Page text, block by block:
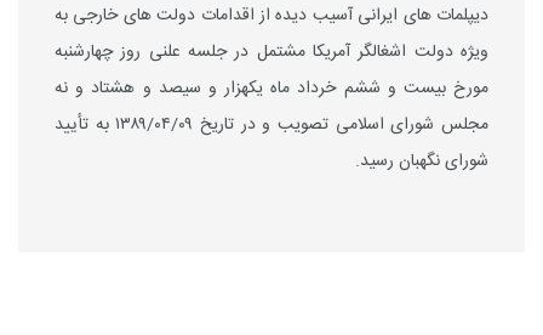
دیپلمات های ایرانی آسیب دیده از اقدامات دولت های خارجی به
ویژه دولت اشغالگر آمریکا مشتمل در جلسه علنی روز چهارشنبه
مورخ بیست و ششم خرداد ماه یکهزار و سیصد و هشتاد و نه
مجلس شورای اسلامی تصویب و در تاریخ ۱۳۸۹/۰۴/۰۹ به تأیید
شورای نگهبان رسید.